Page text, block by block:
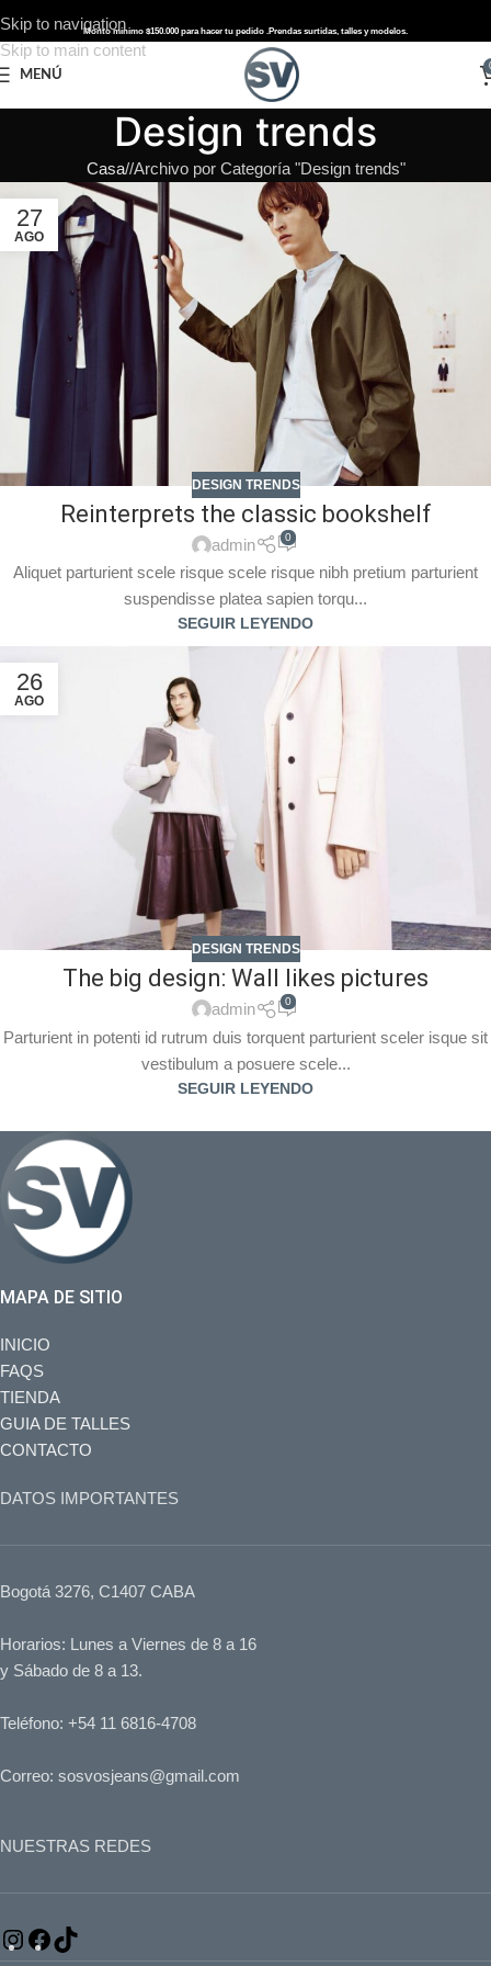
Skip to navigation
Skip to main content
Monto mínimo $150.000 para hacer tu pedido .Prendas surtidas, talles y modelos.
MENÚ
Design trends
Casa/ Archivo por Categoría "Design trends"
27
AGO
DESIGN TRENDS
Reinterprets the classic bookshelf
admin 0
Aliquet parturient scele risque scele risque nibh pretium parturient
suspendisse platea sapien torqu...
SEGUIR LEYENDO
26
AGO
DESIGN TRENDS
The big design: Wall likes pictures
admin 0
Parturient in potenti id rutrum duis torquent parturient sceler isque sit
vestibulum a posuere scele...
SEGUIR LEYENDO
MAPA DE SITIO
INICIO
FAQS
TIENDA
GUIA DE TALLES
CONTACTO
DATOS IMPORTANTES
Bogotá 3276, C1407 CABA
Horarios: Lunes a Viernes de 8 a 16
y Sábado de 8 a 13.
Teléfono: +54 11 6816-4708
Correo: sosvosjeans@gmail.com
NUESTRAS REDES